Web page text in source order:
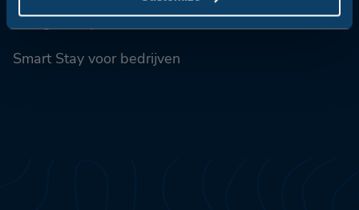
Bologna City Break
Smart Stay voor bedrijven